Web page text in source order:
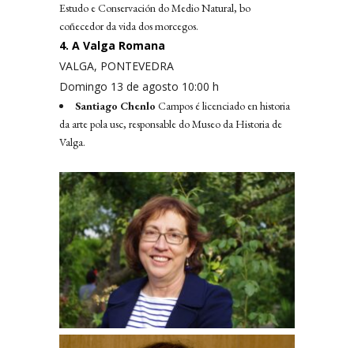
Estudo e Conservación do Medio Natural, bo
coñecedor da vida dos morcegos.
4. A Valga Romana
VALGA, PONTEVEDRA
Domingo 13 de agosto 10:00 h
Santiago Chenlo Campos é licenciado en historia
da arte pola usc, responsable do Museo da Historia de
Valga.